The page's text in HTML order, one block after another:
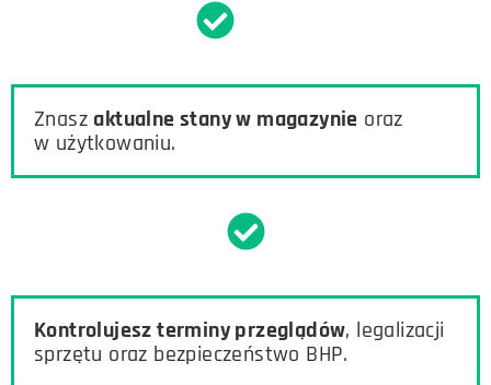
Znasz aktualne stany w magazynie oraz
w użytkowaniu.
Kontrolujesz terminy przeglądów, legalizacji
sprzętu oraz bezpieczeństwo BHP.